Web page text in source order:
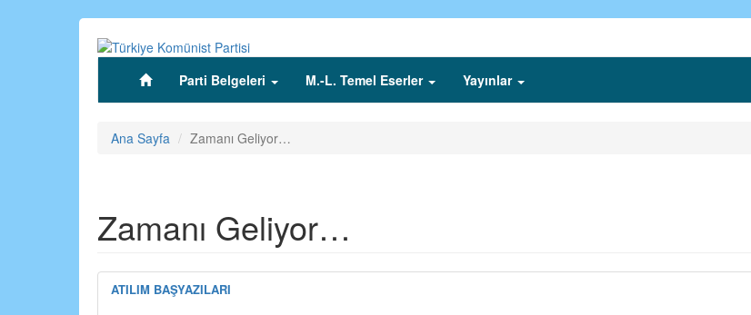
(current)Parti Belgeleri M.-L. Temel Eserler Yayınlar
Ana Sayfa Zamanı Geliyor…
Zamanı Geliyor…
ATILIM BAŞYAZILARI